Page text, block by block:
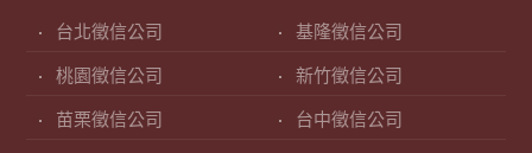
台北徵信公司 基隆徵信公司
桃園徵信公司 新竹徵信公司
苗栗徵信公司 台中徵信公司